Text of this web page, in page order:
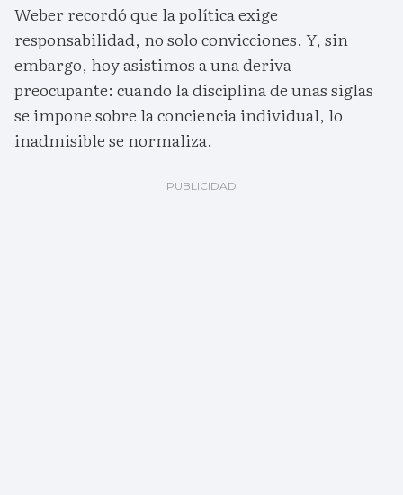
Weber recordó que la política exige
responsabilidad, no solo convicciones. Y, sin
embargo, hoy asistimos a una deriva
preocupante: cuando la disciplina de unas siglas
se impone sobre la conciencia individual, lo
inadmisible se normaliza.